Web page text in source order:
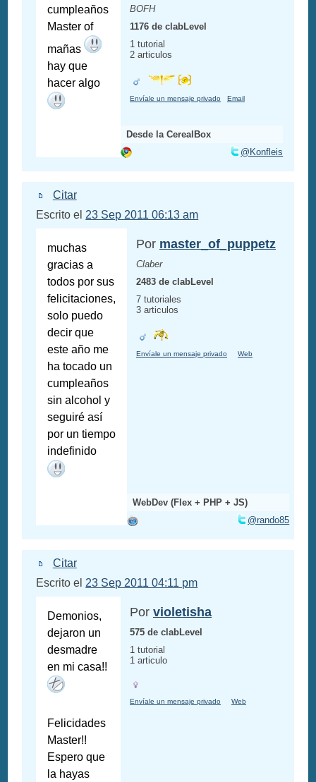
cumpleaños
Master of
mañas
hay que
hacer algo
BOFH
1176 de clabLevel
1 tutorial
2 articulos
Envíale un mensaje privado Email
Desde la CerealBox
@Konfleis
Citar
Escrito el 23 Sep 2011 06:13 am
muchas
gracias a
todos por sus
felicitaciones,
solo puedo
decir que
este año me
ha tocado un
cumpleaños
sin alcohol y
seguiré así
por un tiempo
indefinido
Por master_of_puppetz
Claber
2483 de clabLevel
7 tutoriales
3 articulos
Envíale un mensaje privado Web
WebDev (Flex + PHP + JS)
@rando85
Citar
Escrito el 23 Sep 2011 04:11 pm
Demonios,
dejaron un
desmadre
en mi casa!!
Felicidades
Master!!
Espero que
la hayas
Por violetisha
575 de clabLevel
1 tutorial
1 articulo
Envíale un mensaje privado Web